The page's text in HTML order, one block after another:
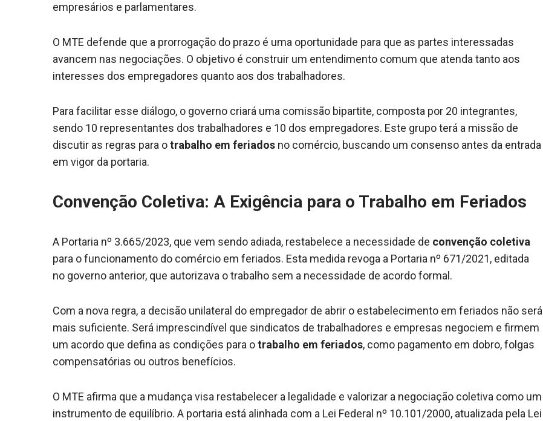
empresários e parlamentares.
O MTE defende que a prorrogação do prazo é uma oportunidade para que as partes interessadas
avancem nas negociações. O objetivo é construir um entendimento comum que atenda tanto aos
interesses dos empregadores quanto aos dos trabalhadores.
Para facilitar esse diálogo, o governo criará uma comissão bipartite, composta por 20 integrantes,
sendo 10 representantes dos trabalhadores e 10 dos empregadores. Este grupo terá a missão de
discutir as regras para otrabalho em feriados no comércio, buscando um consenso antes da entrada
em vigor da portaria.
Convenção Coletiva: A Exigência para o Trabalho em Feriados
A Portaria nº 3.665/2023, que vem sendo adiada, restabelece a necessidade de convenção coletiva
para o funcionamento do comércio em feriados. Esta medida revoga a Portaria nº 671/2021, editada
no governo anterior, que autorizava o trabalho sem a necessidade de acordo formal.
Com a nova regra, a decisão unilateral do empregador de abrir o estabelecimento em feriados não será
mais suficiente. Será imprescindível que sindicatos de trabalhadores e empresas negociem e firmem
um acordo que defina as condições para otrabalho em feriados, como pagamento em dobro, folgas
compensatórias ou outros benefícios.
O MTE afirma que a mudança visa restabelecer a legalidade e valorizar a negociação coletiva como um
instrumento de equilíbrio. A portaria está alinhada com a Lei Federal nº 10.101/2000, atualizada pela Lei